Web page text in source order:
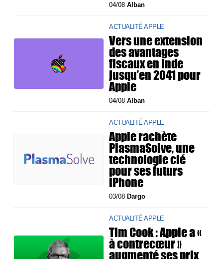
04/08Alban
ACTUALITÉ APPLE
Vers une extension
des avantages
fiscaux en Inde
jusqu’en 2041 pour
Apple
04/08Alban
ACTUALITÉ APPLE
Apple rachète
PlasmaSolve, une
technologie clé
pour ses futurs
iPhone
03/08 Dargo
ACTUALITÉ APPLE
Tim Cook : Apple a «
à contrecœur »
augmenté ses prix